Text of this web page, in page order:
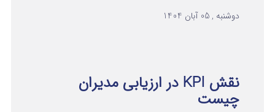
دوشنبه , 05 آبان 1404
نقش KPI در ارزیابی مدیران
چیست